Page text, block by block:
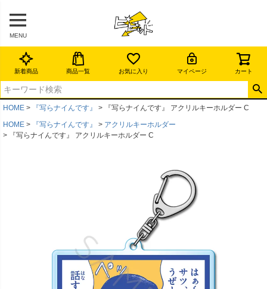
MENU
新着商品 商品一覧 お気に入り マイページ カート
HOME 『写らナイんです』
『写らナイんです』 アクリルキーホルダー C
HOME
『写らナイんです』
アクリルキーホルダー
『写らナイんです』 アクリルキーホルダー C